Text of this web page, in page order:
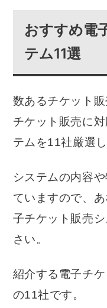
おすすめ電
テム11選
数あるチケット
チケット販売に
テムを11社厳選し
システムの内容
ていますので、
子チケット販売
さい。
紹介する電子チ
の11社です。